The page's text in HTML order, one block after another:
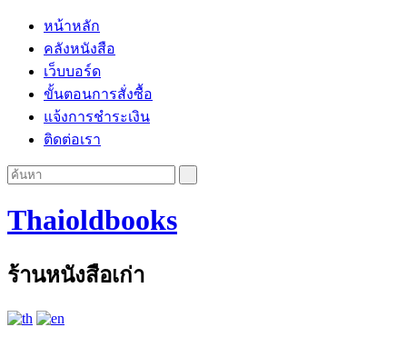
หน้าหลัก
คลังหนังสือ
เว็บบอร์ด
ขั้นตอนการสั่งซื้อ
แจ้งการชำระเงิน
ติดต่อเรา
Thaioldbooks
ร้านหนังสือเก่า